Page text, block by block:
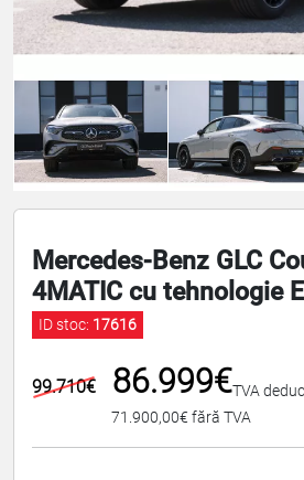
Mercedes-Benz GLC
4MATIC cu tehnologie
ID stoc: 17616
99.710€ 86.999€TVA
71.900,00€ fără TVA